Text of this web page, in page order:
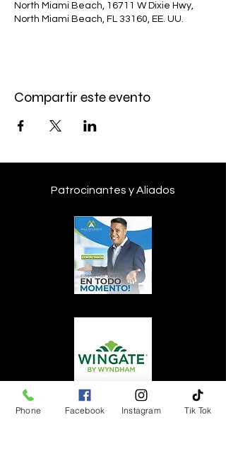
North Miami Beach, 16711 W Dixie Hwy,
North Miami Beach, FL 33160, EE. UU.
Compartir este evento
Patrocinantes y Aliados
Phone Facebook Instagram Tik Tok